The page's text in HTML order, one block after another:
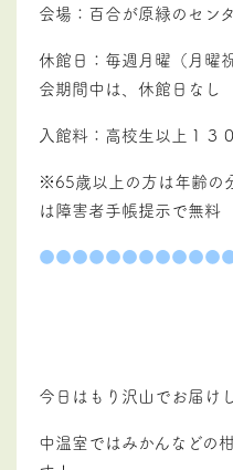
会場：百合が原緑のセン
休館日：毎週月曜（月曜
会期間中は、休館日なし
入館料：高校生以上１３
※65歳以上の方は年齢の
は障害者手帳提示で無料
今日はもり沢山でお届けし
中温室ではみかんなどの